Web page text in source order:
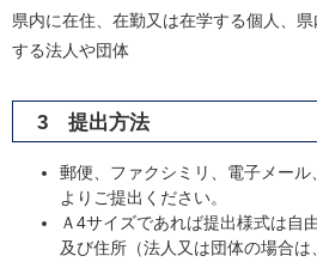
県内に在住、在勤又は在学する個人、
する法人や団体
3 提出方法
郵便、ファクシミリ、電子メー
よりご提出ください。
Ａ4サイズであれば提出様式は自
及び住所（法人又は団体の場合